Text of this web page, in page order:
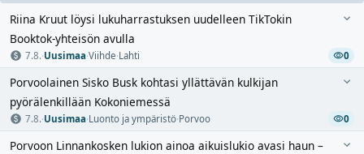
Riina Kruut löysi lukuharrastuksen uudelleen TikTokin
Booktok-yhteisön avulla
7.8.·Uusimaa·Viihde·Lahti 0
Porvoolainen Sisko Busk kohtasi yllättävän kulkijan
pyörälenkillään Kokoniemessä
7.8.·Uusimaa·Luonto ja ympäristö·Porvoo 0
Porvoon Linnankosken lukion ainoa aikuislukio avasi haun –